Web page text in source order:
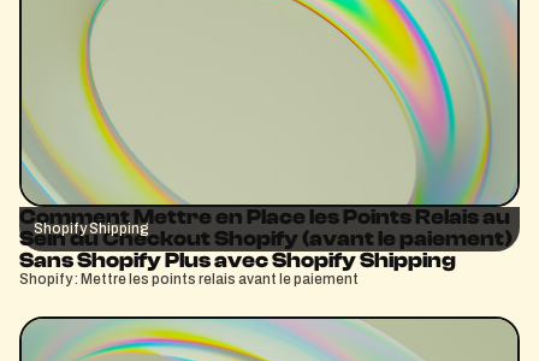
Shopify Shipping
Comment Mettre en Place les Points Relais au
Sein du Checkout Shopify (avant le paiement)
Sans Shopify Plus avec Shopify Shipping
Shopify : Mettre les points relais avant le paiement